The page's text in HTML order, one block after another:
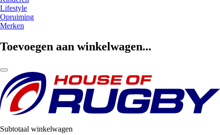
Lifestyle
Opruiming
Merken
Toevoegen aan winkelwagen...
Subtotaal winkelwagen